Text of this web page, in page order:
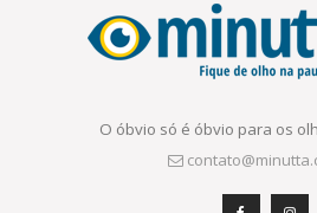
O óbvio só é óbvio para os